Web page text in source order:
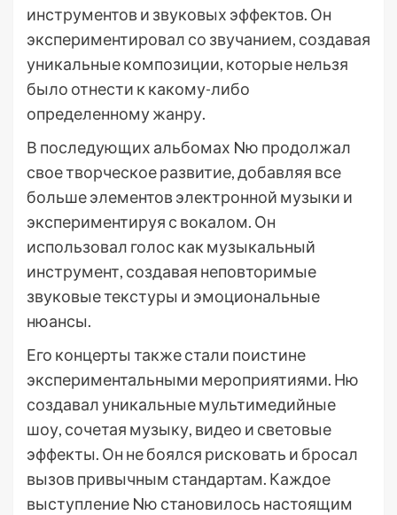
инструментов и звуковых эффектов. Он
экспериментировал со звучанием, создавая
уникальные композиции, которые нельзя
было отнести к какому-либо
определенному жанру.
В последующих альбомах Nю продолжал
свое творческое развитие, добавляя все
больше элементов электронной музыки и
экспериментируя с вокалом. Он
использовал голос как музыкальный
инструмент, создавая неповторимые
звуковые текстуры и эмоциональные
нюансы.
Его концерты также стали поистине
экспериментальными мероприятиями. Ню
создавал уникальные мультимедийные
шоу, сочетая музыку, видео и световые
эффекты. Он не боялся рисковать и бросал
вызов привычным стандартам. Каждое
выступление Nю становилось настоящим